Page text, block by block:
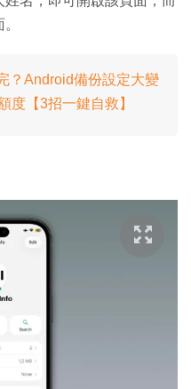
？Android備份設定大變
度【3招一鍵自救】